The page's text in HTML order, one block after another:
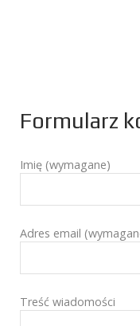
Formularz
Imię (wymagane)
Adres email
Treść wiadomości